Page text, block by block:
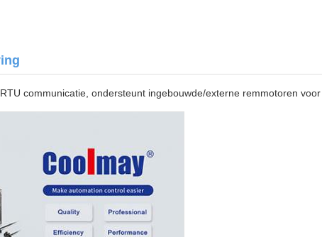
communicatie, ondersteunt ingebouwde/externe remmotoren